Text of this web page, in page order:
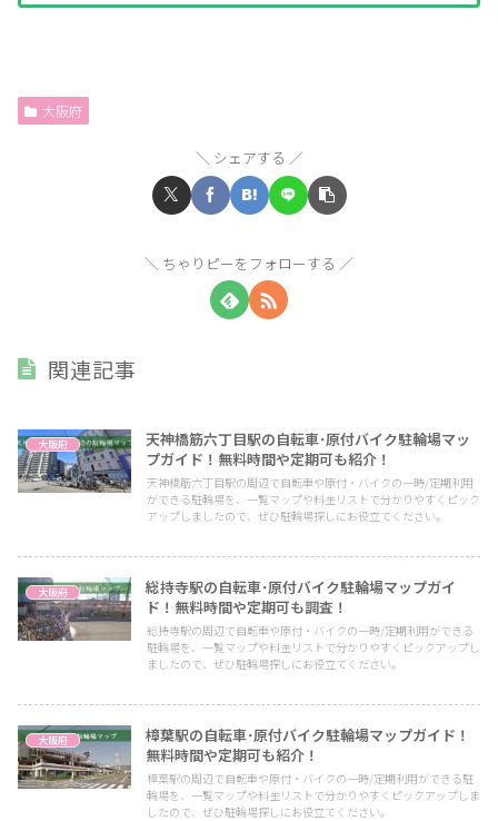
大阪府
シェアする
ちゃりピーをフォローする
関連記事
大阪府
天神橋筋六丁目駅の自転車･原付バイク駐輪場マッ
プガイド！無料時間や定期可も紹介！
天神橋筋六丁目駅の周辺で自転車や原付・バイクの一時/定期利用
ができる駐輪場を、一覧マップや料金リストで分かりやすくピック
アップしましたので、ぜひ駐輪場探しにお役立てください。
大阪府
総持寺駅の自転車･原付バイク駐輪場マップガイ
ド！無料時間や定期可も調査！
総持寺駅の周辺で自転車や原付・バイクの一時/定期利用ができる
駐輪場を、一覧マップや料金リストで分かりやすくピックアップし
ましたので、ぜひ駐輪場探しにお役立てください。
大阪府
樟葉駅の自転車･原付バイク駐輪場マップガイド！
無料時間や定期可も紹介！
樟葉駅の周辺で自転車や原付・バイクの一時/定期利用ができる駐
輪場を、一覧マップや料金リストで分かりやすくピックアップしま
したので、ぜひ駐輪場探しにお役立てください。